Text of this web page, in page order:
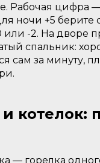
Рабочая цифра
ночи +5 берите
-2. На дворе
спальник:
сам за минуту,
и котелок:
— горелка